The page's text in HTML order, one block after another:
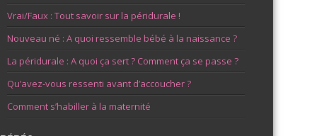
Vrai/Faux : Tout savoir sur la péridurale !
Nouveau né : A quoi ressemble bébé à la naissance ?
La péridurale : A quoi ça sert ? Comment ça se passe ?
Qu’avez-vous ressenti avant d’accoucher ?
Comment s’habiller à la maternité